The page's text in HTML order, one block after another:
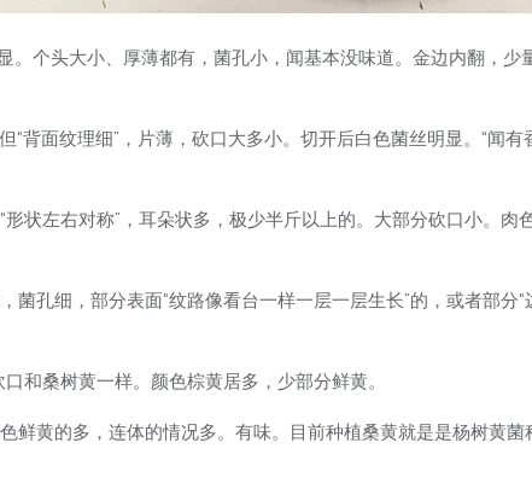
个头大小、厚薄都有，菌孔小，闻基本没味道。金边内翻，
背面纹理细”，片薄，砍口大多小。切开后白色菌丝明显。“闻
状左右对称”，耳朵状多，极少半斤以上的。大部分砍口小。
孔细，部分表面“纹路像看台一样一层一层生长”的，或者部分
和桑树黄一样。颜色棕黄居多，少部分鲜黄。
鲜黄的多，连体的情况多。有味。目前种植桑黄就是是杨树黄